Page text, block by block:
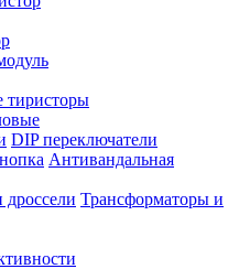
тиристоры
DIP переключатели
Антивандальная
Трансформаторы и